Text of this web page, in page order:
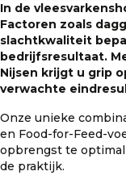
In de
Factoren zoals
slachtkwaliteit
bedrijfsresultaat.
Nijsen krijgt u grip
verwachte
Onze unieke
en Food-for-Feed-
opbrengst te
de praktijk.